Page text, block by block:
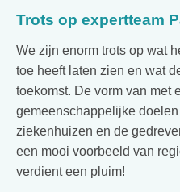
Trots op expertteam
We zijn enorm trots op wat
toe heeft laten zien en wat
toekomst. De vorm van met
gemeenschappelijke
ziekenhuizen en de
een mooi voorbeeld van
verdient een pluim!